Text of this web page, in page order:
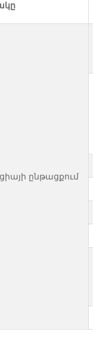
ընթացքում